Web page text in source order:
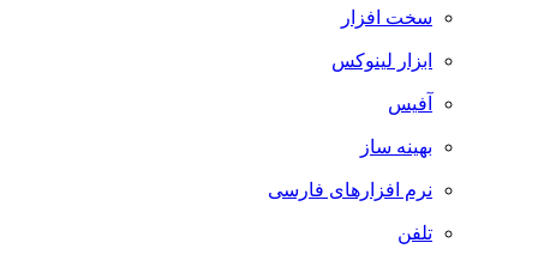
سخت افزار
ابزار لینوکس
آفیس
بهینه ساز
نرم افزارهای فارسی
تلفن